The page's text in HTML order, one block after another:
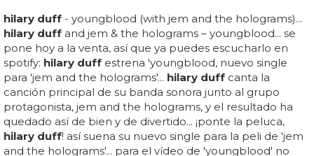
hilary duff - youngblood (with jem and the holograms)...
hilary duff and jem & the holograms – youngblood... se
pone hoy a la venta, así que ya puedes escucharlo en
spotify: hilary duff estrena 'youngblood, nuevo single
para 'jem and the holograms'... hilary duff canta la
canción principal de su banda sonora junto al grupo
protagonista, jem and the holograms, y el resultado ha
quedado así de bien y de divertido... ¡ponte la peluca,
hilary duff! así suena su nuevo single para la peli de 'jem
and the holograms'... para el vídeo de 'youngblood' no